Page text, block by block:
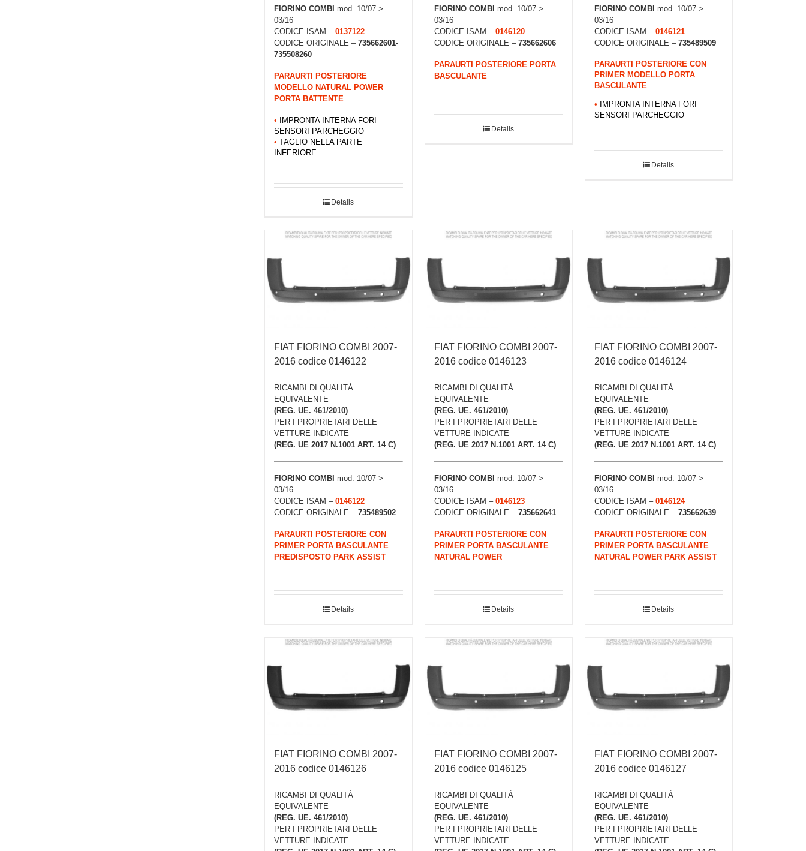
FIORINO COMBI mod. 10/07 >
03/16
CODICE ISAM – 0137122
CODICE ORIGINALE – 735662601-
735508260
PARAURTI POSTERIORE
MODELLO NATURAL POWER
PORTA BATTENTE
•
IMPRONTA INTERNA FORI
SENSORI PARCHEGGIO
• TAGLIO NELLA PARTE
INFERIORE
Details
FIORINO COMBI mod. 10/07 >
03/16
CODICE ISAM – 0146120
CODICE ORIGINALE – 735662606
PARAURTI POSTERIORE PORTA
BASCULANTE
Details
FIORINO COMBI mod. 10/07 >
03/16
CODICE ISAM – 0146121
CODICE ORIGINALE – 735489509
PARAURTI POSTERIORE CON
PRIMER MODELLO PORTA
BASCULANTE
•
IMPRONTA INTERNA FORI
SENSORI PARCHEGGIO
Details
FIAT FIORINO COMBI 2007-
2016 codice 0146122
RICAMBI DI QUALITÀ
EQUIVALENTE
(REG. UE. 461/2010)
PER I PROPRIETARI DELLE
VETTURE INDICATE
(REG. UE 2017 N.1001 ART. 14 C)
FIORINO COMBI mod. 10/07 >
03/16
CODICE ISAM – 0146122
CODICE ORIGINALE – 735489502
PARAURTI POSTERIORE CON
PRIMER PORTA BASCULANTE
PREDISPOSTO PARK ASSIST
Details
FIAT FIORINO COMBI 2007-
2016 codice 0146123
RICAMBI DI QUALITÀ
EQUIVALENTE
(REG. UE. 461/2010)
PER I PROPRIETARI DELLE
VETTURE INDICATE
(REG. UE 2017 N.1001 ART. 14 C)
FIORINO COMBI mod. 10/07 >
03/16
CODICE ISAM – 0146123
CODICE ORIGINALE – 735662641
PARAURTI POSTERIORE CON
PRIMER PORTA BASCULANTE
NATURAL POWER
Details
FIAT FIORINO COMBI 2007-
2016 codice 0146124
RICAMBI DI QUALITÀ
EQUIVALENTE
(REG. UE. 461/2010)
PER I PROPRIETARI DELLE
VETTURE INDICATE
(REG. UE 2017 N.1001 ART. 14 C)
FIORINO COMBI mod. 10/07 >
03/16
CODICE ISAM – 0146124
CODICE ORIGINALE – 735662639
PARAURTI POSTERIORE CON
PRIMER PORTA BASCULANTE
NATURAL POWER PARK ASSIST
Details
FIAT FIORINO COMBI 2007-
2016 codice 0146126
RICAMBI DI QUALITÀ
EQUIVALENTE
(REG. UE. 461/2010)
PER I PROPRIETARI DELLE
VETTURE INDICATE
FIAT FIORINO COMBI 2007-
2016 codice 0146125
RICAMBI DI QUALITÀ
EQUIVALENTE
(REG. UE. 461/2010)
PER I PROPRIETARI DELLE
VETTURE INDICATE
FIAT FIORINO COMBI 2007-
2016 codice 0146127
RICAMBI DI QUALITÀ
EQUIVALENTE
(REG. UE. 461/2010)
PER I PROPRIETARI DELLE
VETTURE INDICATE